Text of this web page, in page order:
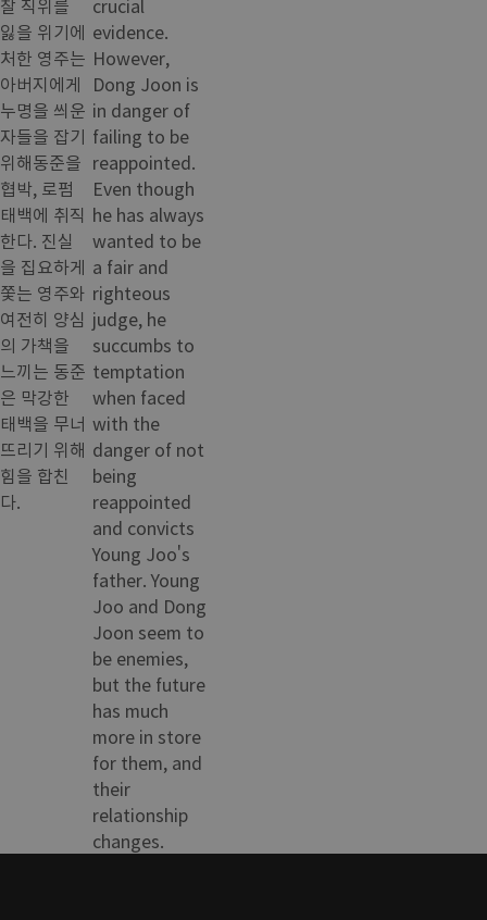
잃을 위기에
처한 영주는
아버지에게
누명을 씌운
자들을 잡기
위해동준을
협박, 로펌
태백에 취직
한다. 진실
을 집요하게
쫓는 영주와
여전히 양심
의 가책을
느끼는 동준
은 막강한
태백을 무너
뜨리기 위해
힘을 합친
다.
evidence.
However,
Dong Joon is
in danger of
failing to be
reappointed.
Even though
he has always
wanted to be
a fair and
righteous
judge, he
succumbs to
temptation
when faced
with the
danger of not
being
reappointed
and convicts
Young Joo's
father. Young
Joo and Dong
Joon seem to
be enemies,
but the future
has much
more in store
for them, and
their
relationship
changes.